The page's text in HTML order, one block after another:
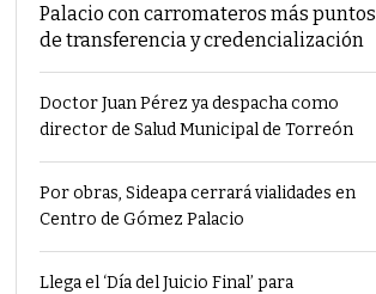
Palacio con carromateros más puntos
de transferencia y credencialización
Doctor Juan Pérez ya despacha como
director de Salud Municipal de Torreón
Por obras, Sideapa cerrará vialidades en
Centro de Gómez Palacio
Llega el ‘Día del Juicio Final’ para